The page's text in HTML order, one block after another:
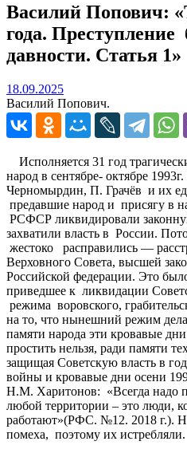
Василий Попович:
года. Преступление
давности. Статья 1»
18.09.202518.09.2025
Василий Попович.
Исполняется 31 год
народ в сентябре- октябре
Черномырдин, П. Грачёв и их
предавшие народ и присягу в
РСФСР ликвидировали
захватили власть в России.
жестоко расправились —
Верховного Совета, высшей
Российской федерации. Это
приведшее к ликвидации
режима воровского,
на то, что нынешний режим
памяти народа эти кровавые
простить нельзя, ради памяти
защищая Советскую власть в
войны и кровавые дни осени
Н.М. Харитонов: «Всегда надо
любой территории – это люди,
работают»(РФС. №12. 2018 г.).
помеха, поэтому их истребляли.